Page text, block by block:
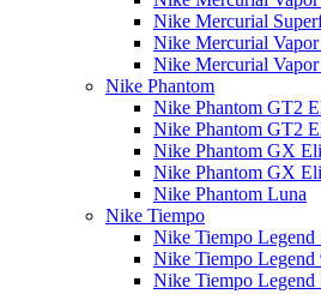
Nike Mercurial
Nike Mercurial
Nike Mercurial
Nike Phantom
Nike Phantom GT2
Nike Phantom GT2
Nike Phantom GX
Nike Phantom GX
Nike Phantom Luna
Nike Tiempo
Nike Tiempo Legend
Nike Tiempo Legend
Nike Tiempo Legend